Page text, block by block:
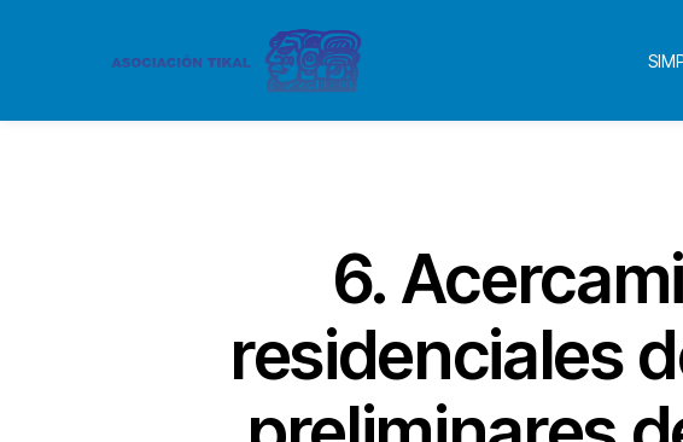
6.
residenciales